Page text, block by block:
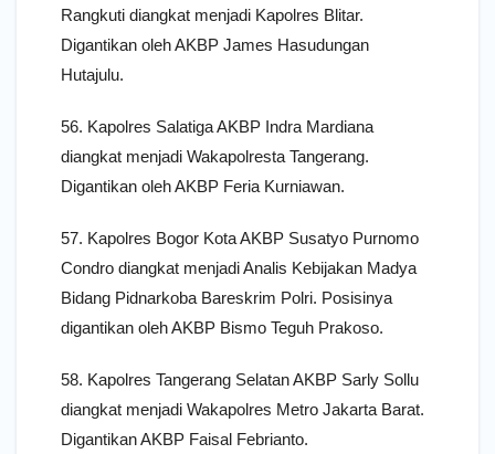
Rangkuti diangkat menjadi Kapolres Blitar.
Digantikan oleh AKBP James Hasudungan
Hutajulu.
56. Kapolres Salatiga AKBP Indra Mardiana
diangkat menjadi Wakapolresta Tangerang.
Digantikan oleh AKBP Feria Kurniawan.
57. Kapolres Bogor Kota AKBP Susatyo Purnomo
Condro diangkat menjadi Analis Kebijakan Madya
Bidang Pidnarkoba Bareskrim Polri. Posisinya
digantikan oleh AKBP Bismo Teguh Prakoso.
58. Kapolres Tangerang Selatan AKBP Sarly Sollu
diangkat menjadi Wakapolres Metro Jakarta Barat.
Digantikan AKBP Faisal Febrianto.